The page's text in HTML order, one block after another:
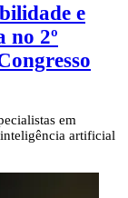
e
no 2º
em
artificial